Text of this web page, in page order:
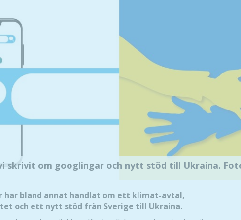
skrivit om googlingar och nytt stöd till Ukraina.
har bland annat handlat om ett klimat-avtal,
och ett nytt stöd från Sverige till Ukraina.